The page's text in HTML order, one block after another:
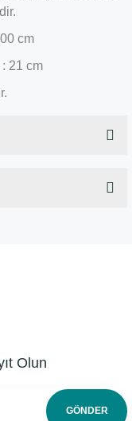
cm
21 cm
Olun
GÖNDER